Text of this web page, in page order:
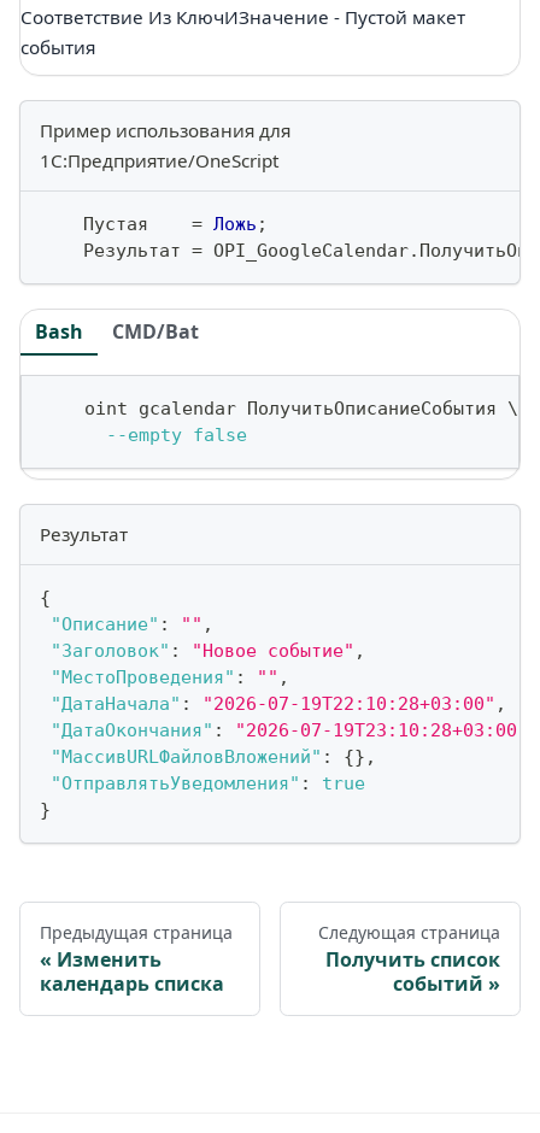
Соответствие Из КлючИЗначение - Пустой макет
события
Пример использования для
1С:Предприятие/OneScript
    Пустая
= Ложь ;
    Результат
= OPI_GoogleCalendar.
Bash CMD/Bat
    oint gcalendar ПолучитьОписаниеСобытия
\
--empty false
Результат
{
"Описание" : "" ,
"Заголовок" : "Новое событие" ,
"МестоПроведения" : "" ,
"ДатаНачала" : "2026-07-19T22:10:28+03:00" ,
"ДатаОкончания" : "2026-07-19T23:10:28+03:00"
"МассивURLФайловВложений" : {} ,
"ОтправлятьУведомления" :
true
}
Предыдущая страница
Изменить
календарь списка
Следующая страница
Получить список
событий